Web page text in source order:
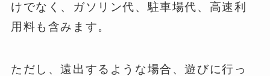
けでなく、ガソリン代、駐車場代、高速利
用料も含みます。
ただし、遠出するような場合、遊びに行っ